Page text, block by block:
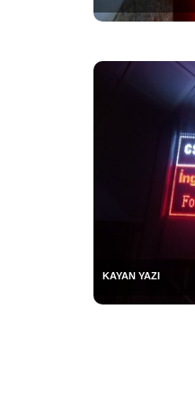
KAYAN YAZI